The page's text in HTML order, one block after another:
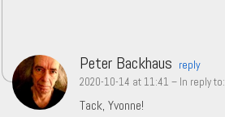
Peter Backhaus reply
2020-10-14 at 11:41 – In reply to:
Tack, Yvonne!